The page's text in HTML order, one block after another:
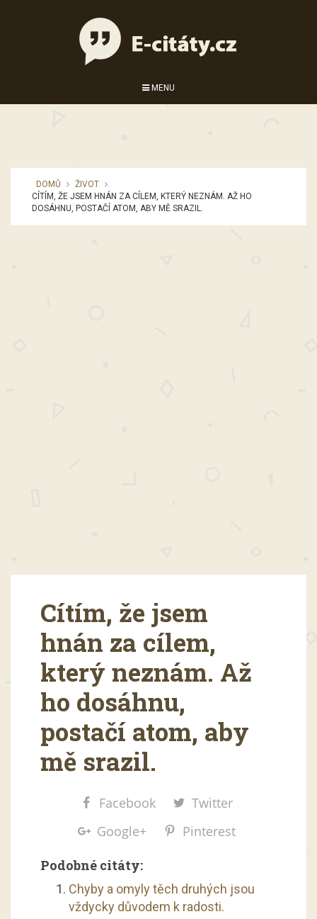
MENU
DOMŮ
ŽIVOT
CÍTÍM, ŽE JSEM HNÁN ZA CÍLEM, KTERÝ NEZNÁM. AŽ HO
DOSÁHNU, POSTAČÍ ATOM, ABY MĚ SRAZIL.
Cítím, že jsem
hnán za cílem,
který neznám. Až
ho dosáhnu,
postačí atom, aby
mě srazil.
Facebook
Twitter
Google+
Pinterest
Podobné citáty:
Chyby a omyly těch druhých jsou
vždycky důvodem k radosti.